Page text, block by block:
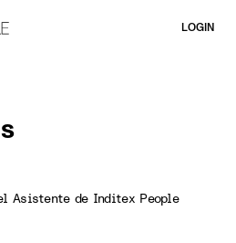
LOGIN
Asistente de Inditex People